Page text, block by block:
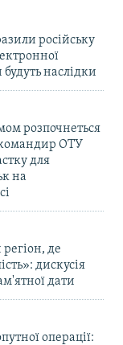
російську
наслідки
розпочнеться
командир ОТУ
для
на
де
дискусія
дати
операції: